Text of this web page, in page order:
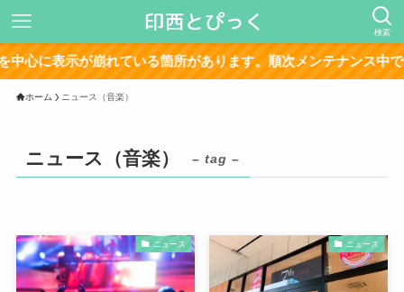
検索
に表示が崩れている箇所があります。順次メンテナンス中です
ホーム ニュース（音楽）
ニュース（音楽） – tag –
ニュース ニュース